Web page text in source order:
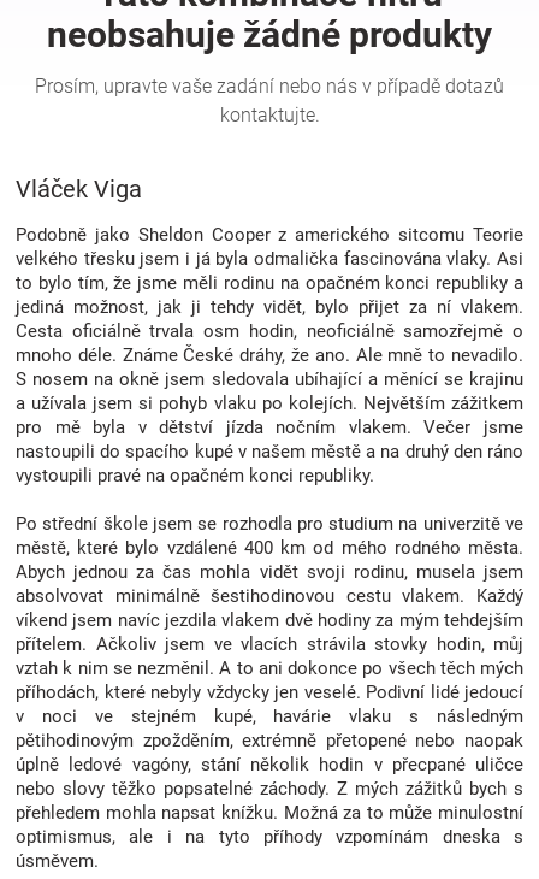
zábava
pro
děti
Těhotenské
oblečení
Značky
Blog
Hračkářství
Přihlášení
Vláček Viga
Podobně jako Sheldon Cooper z amerického sitcomu Teorie
velkého třesku jsem i já byla odmalička fascinována vlaky. Asi
to bylo tím, že jsme měli rodinu na opačném konci republiky a
jediná možnost, jak ji tehdy vidět, bylo přijet za ní vlakem.
Cesta oficiálně trvala osm hodin, neoficiálně samozřejmě o
mnoho déle. Známe České dráhy, že ano. Ale mně to nevadilo.
S nosem na okně jsem sledovala ubíhající a měnící se krajinu
a užívala jsem si pohyb vlaku po kolejích. Největším zážitkem
pro mě byla v dětství jízda nočním vlakem. Večer jsme
nastoupili do spacího kupé v našem městě a na druhý den ráno
vystoupili pravé na opačném konci republiky.
Po střední škole jsem se rozhodla pro studium na univerzitě ve
městě, které bylo vzdálené 400 km od mého rodného města.
Abych jednou za čas mohla vidět svoji rodinu, musela jsem
absolvovat minimálně šestihodinovou cestu vlakem. Každý
víkend jsem navíc jezdila vlakem dvě hodiny za mým tehdejším
přítelem. Ačkoliv jsem ve vlacích strávila stovky hodin, můj
vztah k nim se nezměnil. A to ani dokonce po všech těch mých
příhodách, které nebyly vždycky jen veselé. Podivní lidé jedoucí
v noci ve stejném kupé, havárie vlaku s následným
pětihodinovým zpožděním, extrémně přetopené nebo naopak
úplně ledové vagóny, stání několik hodin v přecpané uličce
nebo slovy těžko popsatelné záchody. Z mých zážitků bych s
přehledem mohla napsat knížku. Možná za to může minulostní
optimismus, ale i na tyto příhody vzpomínám dneska s
úsměvem.